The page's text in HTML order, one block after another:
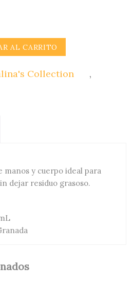
AL CARRITO
Collection
,
manos y cuerpo ideal para
dejar residuo grasoso.